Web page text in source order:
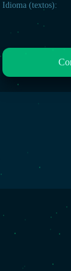
Idioma (textos):